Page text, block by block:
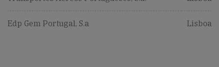
Edp Gem Portugal, S.a Lisboa